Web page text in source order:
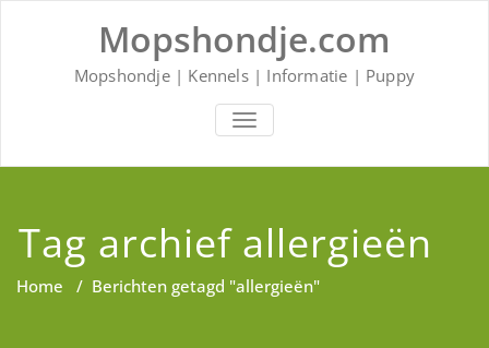
Mopshondje.com
Mopshondje | Kennels | Informatie | Puppy
SCHAKEL
NAVIGATIE
Tag archief allergieën
Home / Berichten getagd "allergieën"